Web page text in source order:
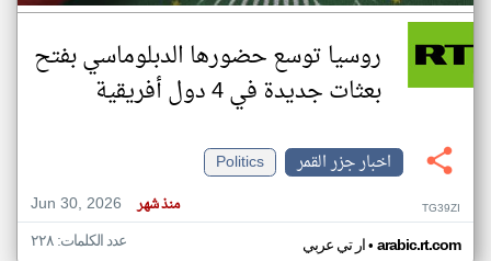
روسيا توسع حضورها الدبلوماسي بفتح
بعثات جديدة في 4 دول أفريقية
اخبار جزر القمر
Politics
Jun 30, 2026
منذ شهر TG39ZI
ار تي عربي• arabic.rt.com عدد الكلمات: ٢٢٨